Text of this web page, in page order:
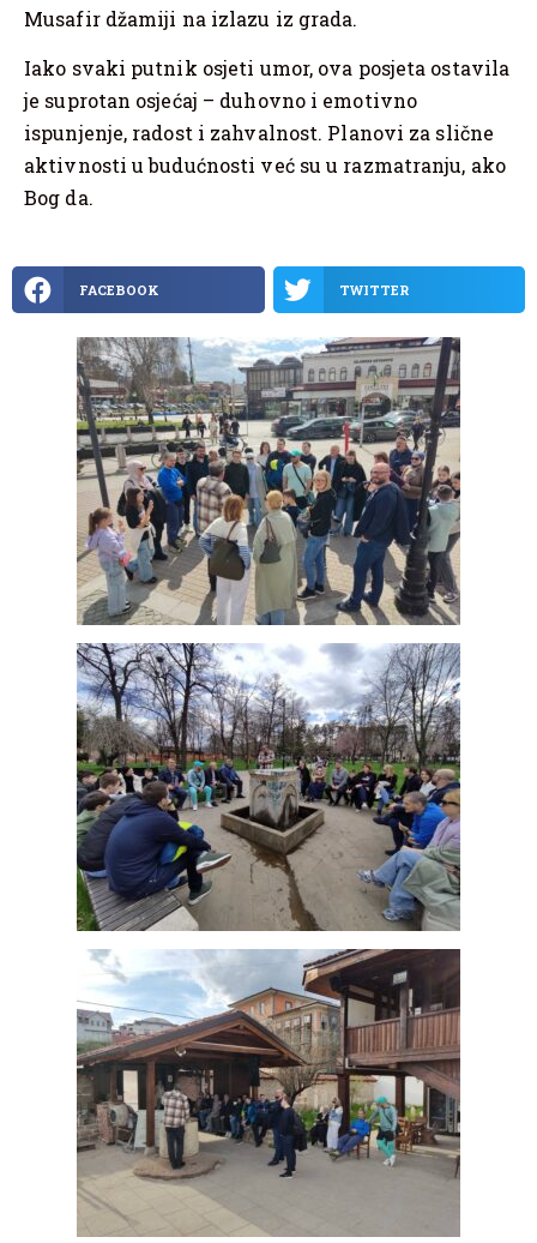
Musafir džamiji na izlazu iz grada.
Iako svaki putnik osjeti umor, ova posjeta ostavila
je suprotan osjećaj – duhovno i emotivno
ispunjenje, radost i zahvalnost. Planovi za slične
aktivnosti u budućnosti već su u razmatranju, ako
Bog da.
FACEBOOK TWITTER